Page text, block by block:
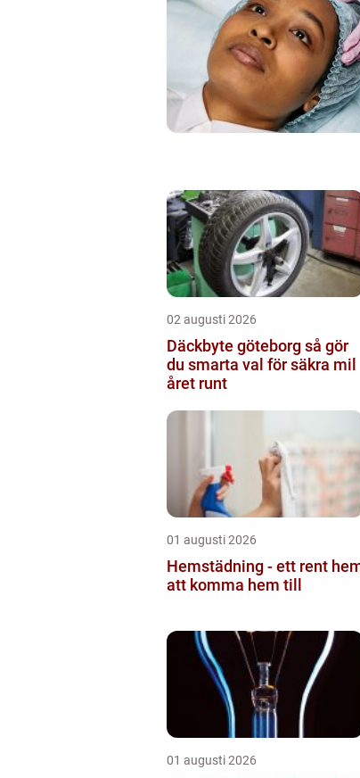
02 augusti 2026
Däckbyte göteborg så gör
du smarta val för säkra mil
året runt
01 augusti 2026
Hemstädning - ett rent
att komma hem till
01 augusti 2026